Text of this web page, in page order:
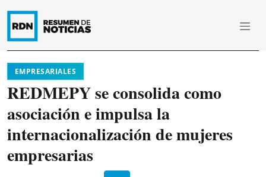
EMPRESARIALES
REDMEPY se consolida como
asociación e impulsa la
internacionalización de mujeres
empresarias